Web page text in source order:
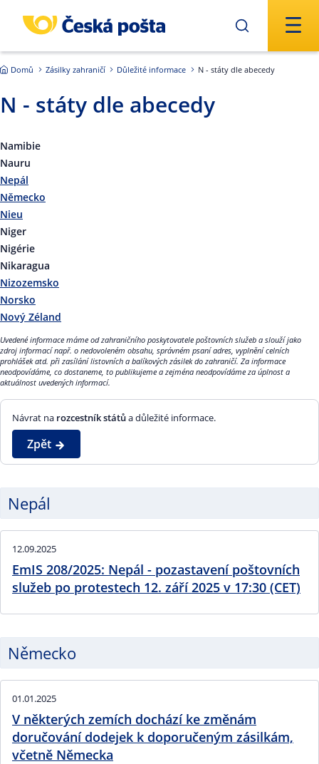
Domů Zásilky zahraničí Důležité informace N - státy dle abecedy
N - státy dle abecedy
Namibie
Nauru
Nepál
Německo
Nieu
Niger
Nigérie
Nikaragua
Nizozemsko
Norsko
Nový Zéland
Uvedené informace máme od zahraničního poskytovatele poštovních služeb a slouží jako
zdroj informací např. o nedovoleném obsahu, správném psaní adres, vyplnění celních
prohlášek atd. při zasílání listovních a balíkových zásilek do zahraničí. Za informace
neodpovídáme, co dostaneme, to publikujeme a zejména neodpovídáme za úplnost a
aktuálnost uvedených informací.
Návrat na rozcestník státůa důležité informace.
Zpět
Nepál
12.09.2025
EmIS 208/2025: Nepál - pozastavení poštovních
služeb po protestech 12. září 2025 v 17:30 (CET)
Německo
01.01.2025
V některých zemích dochází ke změnám
doručování dodejek k doporučeným zásilkám,
včetně Německa